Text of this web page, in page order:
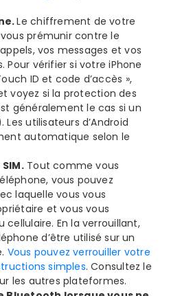
Le chiffrement de votre
prémunir contre le
vos messages et vos
vérifier si votre iPhone
ID et code d’accès »,
voyez si la protection des
généralement le cas si un
utilisateurs d’Android
automatique selon le
Tout comme vous
vous pouvez
laquelle vous vous
et vous vous
En la verrouillant,
d’être utilisé sur un
Vous pouvez verrouiller votre
simples. Consultez le
les autres plateformes.